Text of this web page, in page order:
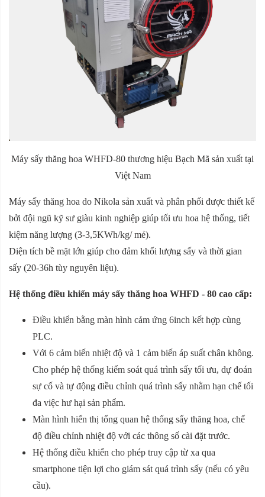
Máy sấy thăng hoa WHFD-80 thương hiệu Bạch Mã sản xuất tại
Việt Nam
Máy sấy thăng hoa do Nikola sản xuất và phân phối được thiết kế
bởi đội ngũ kỹ sư giàu kinh nghiệp giúp tối ưu hoa hệ thống, tiết
kiệm năng lượng (3-3,5KWh/kg/ mẻ).
Diện tích bề mặt lớn giúp cho đảm khối lượng sấy và thời gian
sấy (20-36h tùy nguyên liệu).
Hệ thống điều khiển máy sấy thăng hoa WHFD - 80 cao cấp:
Điều khiển bằng màn hình cảm ứng 6inch kết hợp cùng
PLC.
Với 6 cảm biến nhiệt độ và 1 cảm biến áp suất chân không.
Cho phép hệ thống kiểm soát quá trình sấy tối ưu, dự đoán
sự cố và tự động điều chỉnh quá trình sấy nhằm hạn chế tối
đa việc hư hại sản phẩm.
Màn hình hiển thị tổng quan hệ thống sấy thăng hoa, chế
độ điều chỉnh nhiệt độ với các thông số cài đặt trước.
Hệ thống điều khiển cho phép truy cập từ xa qua
smartphone tiện lợi cho giám sát quá trình sấy (nếu có yêu
cầu).